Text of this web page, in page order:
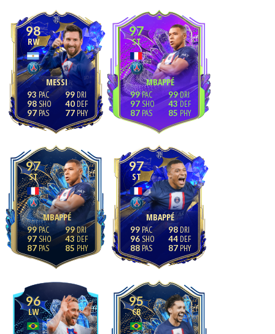
98
RW
MESSI
93
98
97
99
40
77
97
ST
MBAPPÉ
99
97
87
99
43
85
97
ST
MBAPPÉ
99
97
87
99
43
85
97
ST
MBAPPÉ
99
96
88
98
44
87
96
LW
95
CB